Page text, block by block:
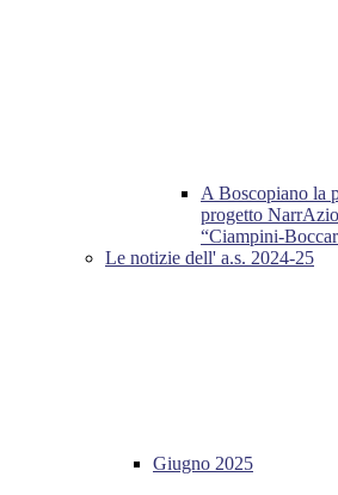
A Boscopiano la
progetto
“Ciampini-
Le notizie dell' a.s. 2024-25
Giugno 2025